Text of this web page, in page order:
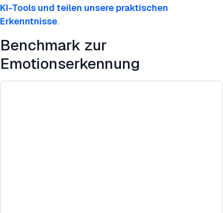
KI-Tools und teilen unsere praktischen
Erkenntnisse.
Benchmark zur
Emotionserkennung